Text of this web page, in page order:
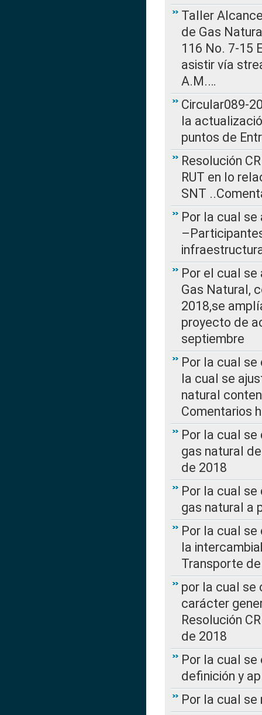
Taller
de Gas
116 No. 7-15
asistir vía
A.M.…
Circular089-
la
puntos de
Resolución
RUT en lo
SNT
Por la cual se
Por el cual
Gas Natural,
2018,se
proyecto de
septiembre
Por la cual se
la cual se
natural
Comentarios
Por la cual
gas natural
de 2018
Por la cual
gas natural a
Por la cual
la
Transporte
por la cual se
carácter
Resolución
de 2018
Por la cual
definición y
Por la cual